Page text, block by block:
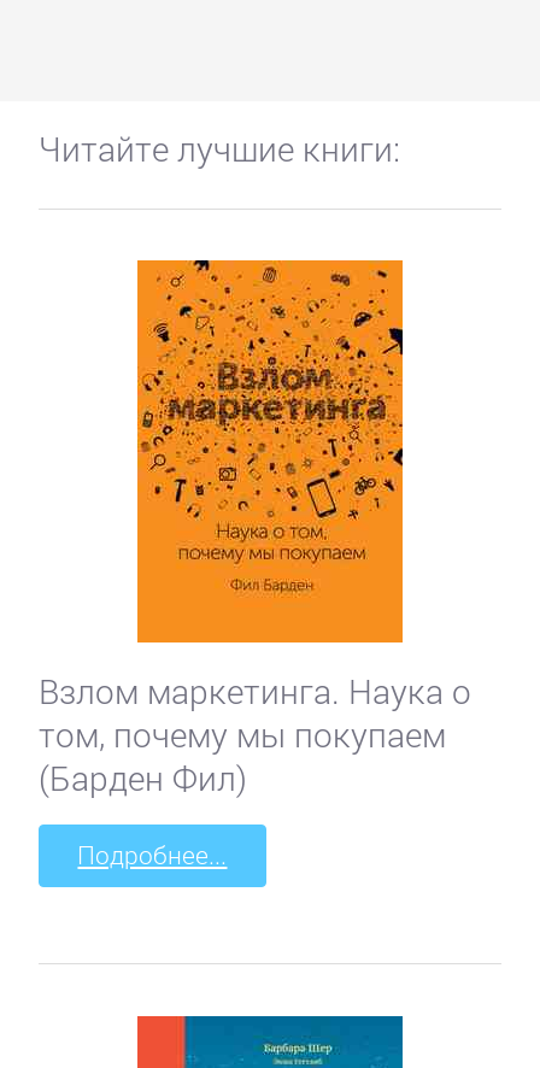
Читайте лучшие книги:
Взлом маркетинга. Наука о
том, почему мы покупаем
(Барден Фил)
Подробнее...